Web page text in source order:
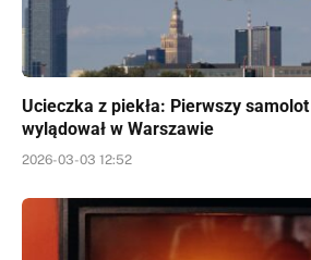
Ucieczka z piekła: Pierwszy
wylądował w Warszawie
2026-03-03 12:52